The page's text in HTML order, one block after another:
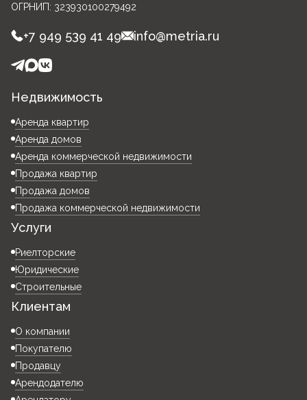
ОГРНИП: 323930100279492
+7 949 539 41 49 info@metria.ru
Недвижимость
Аренда квартир
Аренда домов
Аренда коммерческой недвижимости
Продажа квартир
Продажа домов
Продажа коммерческой недвижимости
Услуги
Риелторские
Юридические
Строительные
Клиентам
О компании
Покупателю
Продавцу
Арендодателю